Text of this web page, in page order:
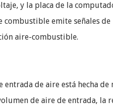
y la placa de la
emite señales
aire-combustible.
entrada de aire está hecha
de aire de entrada, la